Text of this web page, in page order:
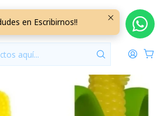
Mordedor Cepillo Choclo
en Escribirnos!!